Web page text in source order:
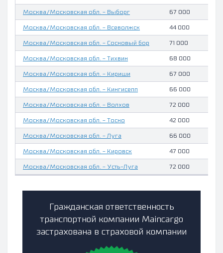
Москва/Московская обл. - Выборг 67 000
Москва/Московская обл. - Всеволжск 44 000
Москва/Московская обл. - Сосновый бор 71 000
Москва/Московская обл. - Тихвин 68 000
Москва/Московская обл. - Кириши 67 000
Москва/Московская обл. - Кингисепп 66 000
Москва/Московская обл. - Волхов 72 000
Москва/Московская обл. - Тосно 42 000
Москва/Московская обл. - Луга 66 000
Москва/Московская обл. - Кировск 47 000
Москва/Московская обл. - Усть-Луга 72 000
Гражданская ответственность
транспортной компании Maincargo
застрахована в страховой компании